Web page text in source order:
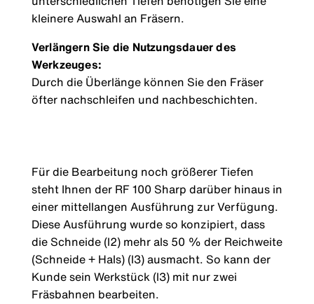
kleinere Auswahl an Fräsern.
Verlängern Sie die Nutzungsdauer des
Werkzeuges:
Durch die Überlänge können Sie den Fräser
öfter nachschleifen und nachbeschichten.
Für die Bearbeitung noch größerer Tiefen
steht Ihnen der RF 100 Sharp darüber hinaus in
einer mittellangen Ausführung zur Verfügung.
Diese Ausführung wurde so konzipiert, dass
die Schneide (l2) mehr als 50 % der Reichweite
(Schneide + Hals) (l3) ausmacht. So kann der
Kunde sein Werkstück (l3) mit nur zwei
Fräsbahnen bearbeiten.